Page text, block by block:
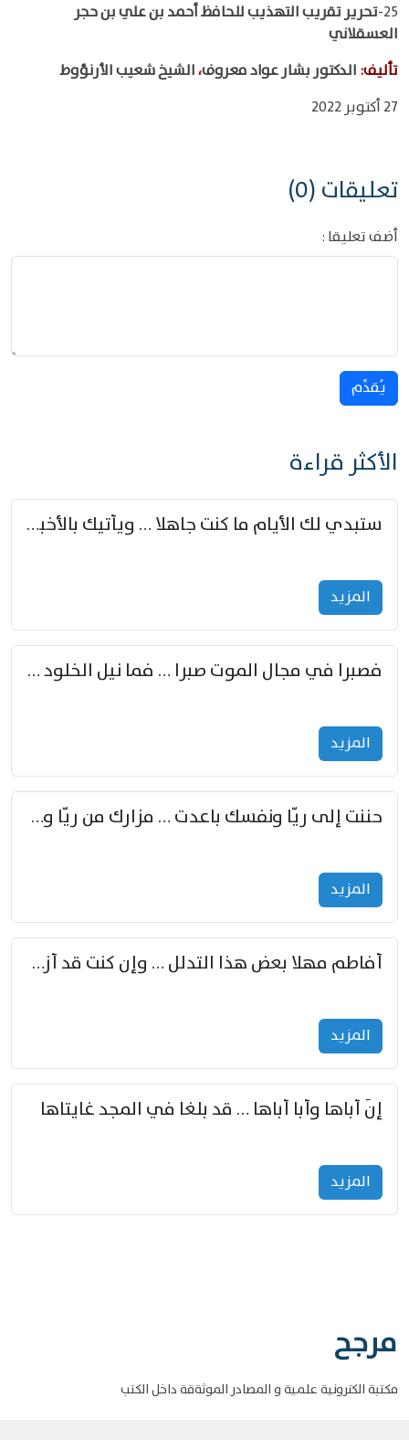
25- تحرير تقريب التهذيب للحافظ أحمد بن علي بن حجر
العسقلاني
تأليف: الدكتور بشار عواد معروف،الشيخ شعيب الأرنؤوط
27 أكتوبر 2022
تعليقات (0)
أضف تعليقا :
يُقدِّم
الأكثر قراءة
ستبدي لك الأيام ما كنت جاهلا … ويأتيك بالأخبار من لم تزوّد
المزید
فصبرا في مجال الموت صبرا … فما نيل الخلود بمستطاع
المزید
حننت إلى ريّا ونفسك باعدت … مزارك من ريّا وشعباكما معا
المزید
أفاطم مهلا بعض هذا التدلل … وإن كنت قد أزمعت صرمي فأجملي
المزید
إنّ أباها وأبا أباها … قد بلغا في المجد غايتاها
المزید
مرجح
مكتبة الكترونية علمية و المصادر الموثةقة داخل الكتب